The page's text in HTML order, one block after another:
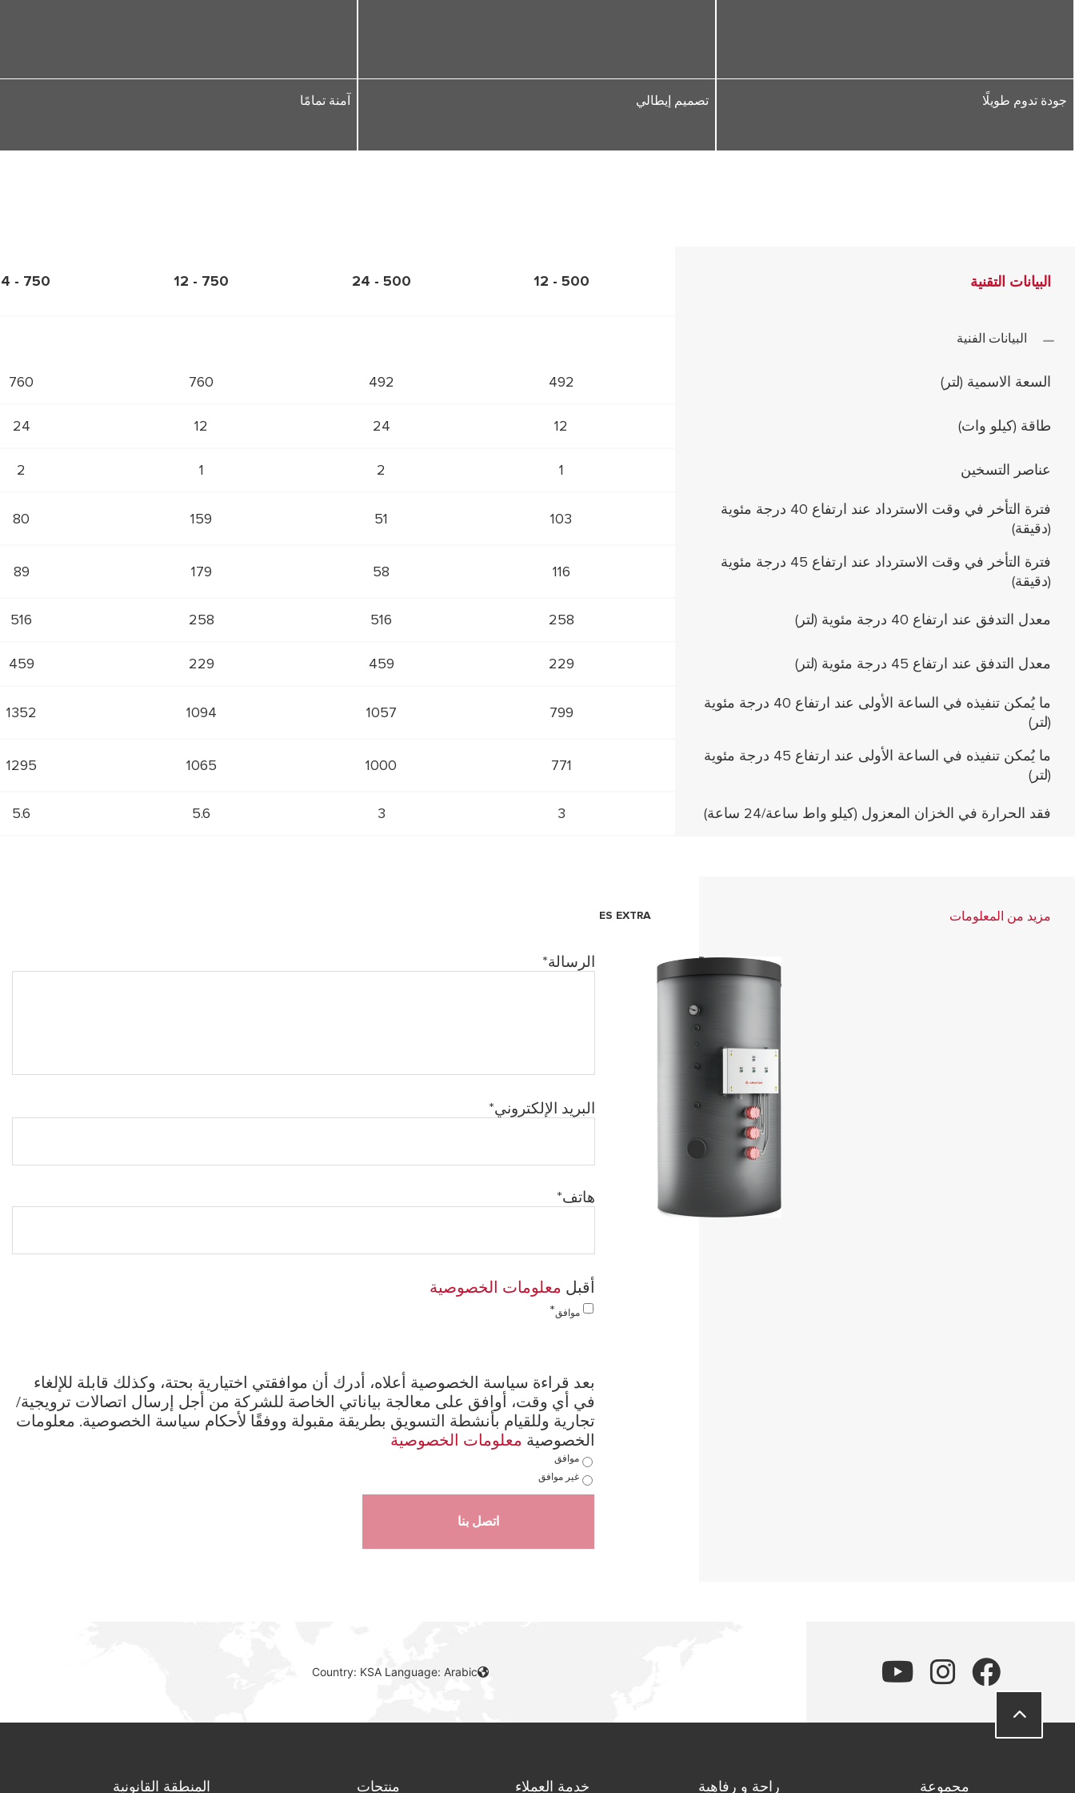
جودة تدوم طويلًا تصميم إيطالي آمنة تمامًا
البيانات التقنية 500 - 12
500 - 24
750 - 12
750 - 24
البيانات الفنية
السعة الاسمية (لتر) 492
492
760
760
طاقة (كيلو وات) 12
24
12
24
عناصر التسخين 1
2
1
2
فترة التأخر في وقت الاسترداد عند ارتفاع 40 درجة مئوية
(دقيقة)
103
51
159
80
فترة التأخر في وقت الاسترداد عند ارتفاع 45 درجة مئوية
(دقيقة)
116
58
179
89
معدل التدفق عند ارتفاع 40 درجة مئوية (لتر) 258
516
258
516
معدل التدفق عند ارتفاع 45 درجة مئوية (لتر) 229
459
229
459
ما يُمكن تنفيذه في الساعة الأولى عند ارتفاع 40 درجة مئوية
(لتر)
799
1057
1094
1352
ما يُمكن تنفيذه في الساعة الأولى عند ارتفاع 45 درجة مئوية
(لتر)
771
1000
1065
1295
فقد الحرارة في الخزان المعزول (كيلو واط ساعة/24 ساعة) 3
3
5.6
5.6
مزيد من المعلومات ES EXTRA
الرسالة
البريد الإلكتروني
هاتف
أقبل معلومات الخصوصية
موافق
بعد قراءة سياسة الخصوصية أعلاه، أدرك أن موافقتي اختيارية بحتة، وكذلك قابلة للإلغاء
في أي وقت، أوافق على معالجة بياناتي الخاصة للشركة من أجل إرسال اتصالات ترويجية/
تجارية وللقيام بأنشطة التسويق بطريقة مقبولة ووفقًا لأحكام سياسة الخصوصية. معلومات
الخصوصية معلومات الخصوصية
موافق
غير موافق
اتصل بنا
Country: KSA Language: Arabic
مجموعة راحة و رفاهية خدمة العملاء منتجات المنطقة القانونية